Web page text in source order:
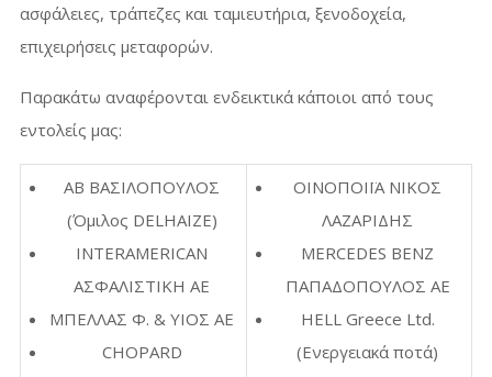
ασφάλειες, τράπεζες και ταμιευτήρια, ξενοδοχεία,
επιχειρήσεις μεταφορών.
Παρακάτω αναφέρονται ενδεικτικά κάποιοι από τους
εντολείς μας:
AB ΒΑΣΙΛΟΠΟΥΛΟΣ
(Όμιλος DELHAIZE)
INTERAMERICAN
ΑΣΦΑΛΙΣΤΙΚΗ ΑΕ
ΜΠΕΛΛΑΣ Φ. & ΥΙΟΣ ΑΕ
CHOPARD
ΟΙΝΟΠΟΙΪΑ ΝΙΚΟΣ
ΛΑΖΑΡΙΔΗΣ
MERCEDES BENZ
ΠΑΠΑΔΟΠΟΥΛΟΣ AE
HELL Greece Ltd.
(Ενεργειακά ποτά)